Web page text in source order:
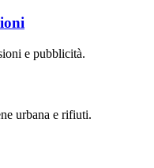
e pubblicità.
urbana e rifiuti.